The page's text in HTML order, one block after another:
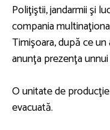
Poliţiştii, jandarmii şi
compania
Timişoara, după ce
anunţa prezenţa
O unitate de
evacuată.